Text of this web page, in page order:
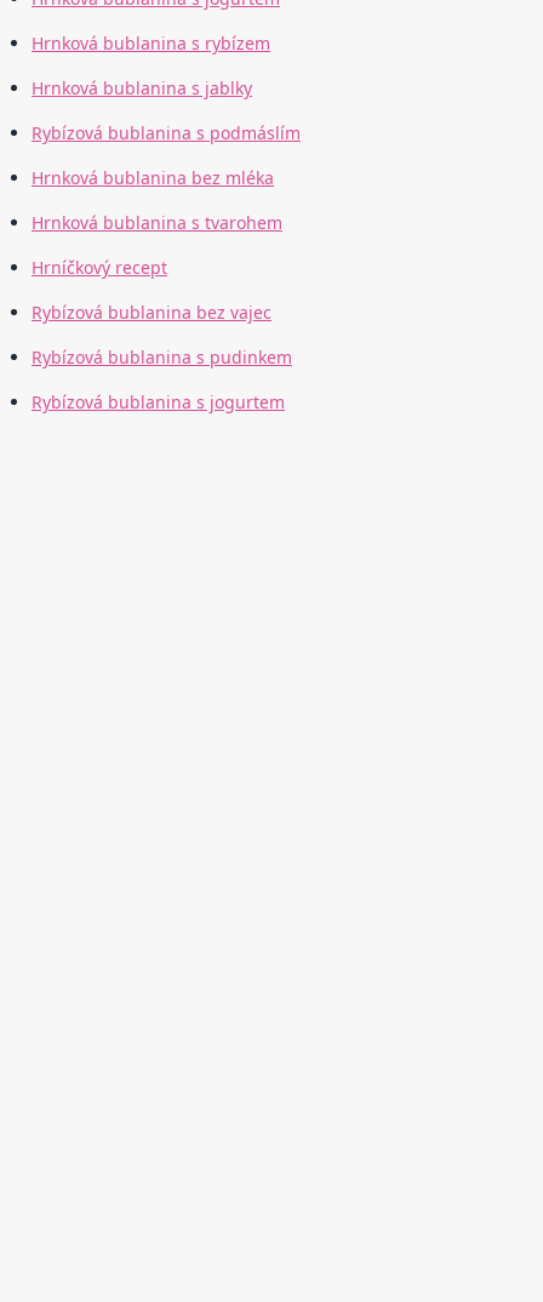
Hrnková bublanina s rybízem
Hrnková bublanina s jablky
Rybízová bublanina s podmáslím
Hrnková bublanina bez mléka
Hrnková bublanina s tvarohem
Hrníčkový recept
Rybízová bublanina bez vajec
Rybízová bublanina s pudinkem
Rybízová bublanina s jogurtem